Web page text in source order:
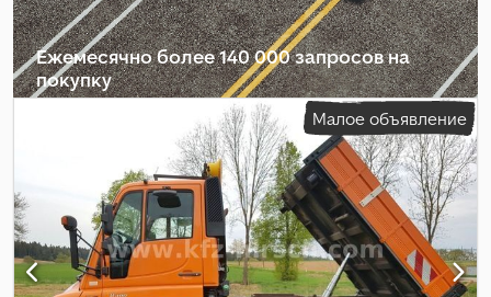
Ежемесячно более 140 000 запросов на
покупку
Выбрать пакет дилераМалое объявление